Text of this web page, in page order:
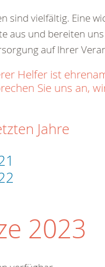
sind vielfältig. Eine
aus und bereiten
auf Ihrer
Helfer ist
Sie uns an,
Jahre
2023